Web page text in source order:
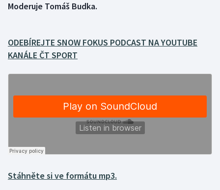
Florbal
Futsal
Golf
Judo
Krasobruslení
Moderuje Tomáš Budka.
ODEBÍREJTE SNOW FOKUS PODCAST NA YOUTUBE
KANÁLE ČT SPORT
Stáhněte si ve formátu mp3.